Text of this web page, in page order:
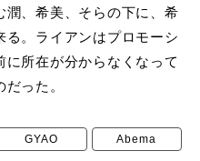
潤、希美、そらの下に、希
る。ライアンはプロモーシ
に所在が分からなくなって
った。
GYAO Abema